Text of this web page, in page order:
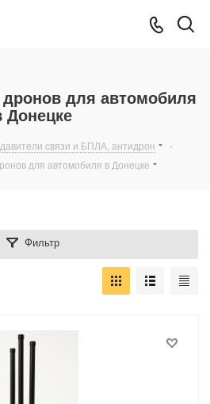
дронов для автомобиля
Донецке
связи и БПЛА, антидрон
-
для автомобиля в Донецке
Фильтр